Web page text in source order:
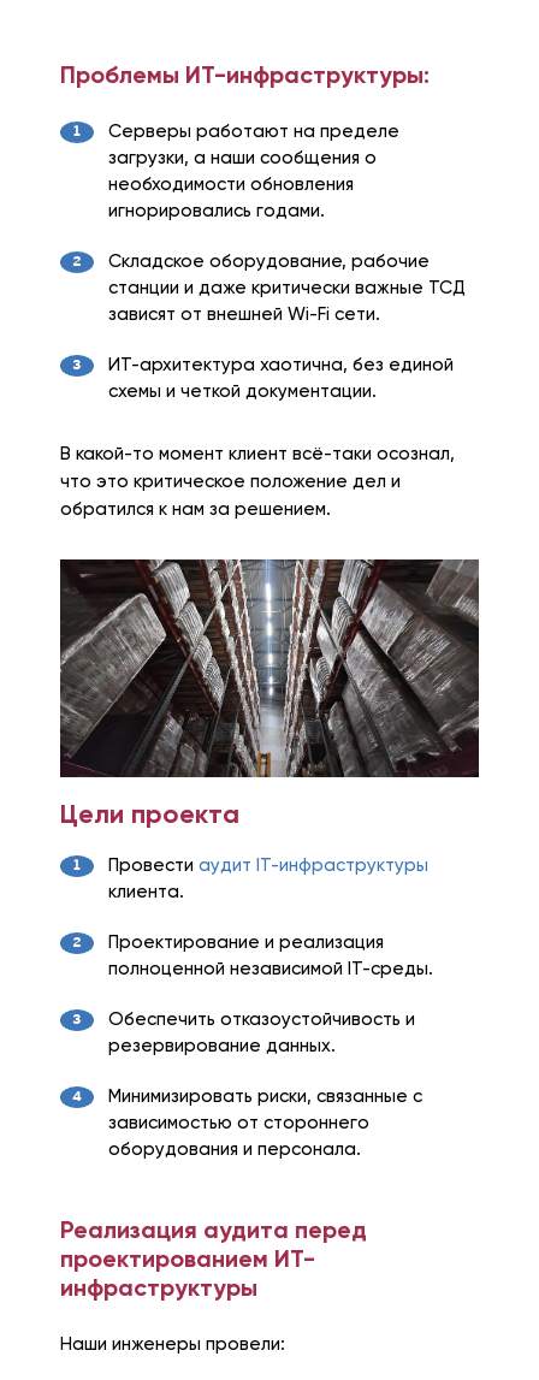
Проблемы ИТ-инфраструктуры:
Серверы работают на пределе
загрузки, а наши сообщения о
необходимости обновления
игнорировались годами.
Складское оборудование, рабочие
станции и даже критически важные ТСД
зависят от внешней Wi-Fi сети.
ИТ-архитектура хаотична, без единой
схемы и четкой документации.
В какой-то момент клиент всё-таки осознал,
что это критическое положение дел и
обратился к нам за решением.
Цели проекта
Провести аудит IT-инфраструктуры
клиента.
Проектирование и реализация
полноценной независимой IT-среды.
Обеспечить отказоустойчивость и
резервирование данных.
Минимизировать риски, связанные с
зависимостью от стороннего
оборудования и персонала.
Реализация аудита перед
проектированием ИТ-
инфраструктуры
Наши инженеры провели: